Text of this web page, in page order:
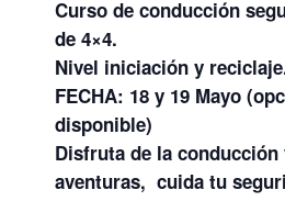
Curso de conducción
de 4×4.
Nivel iniciación y
FECHA: 18 y 19 Mayo
disponible)
Disfruta de la conducción
aventuras, cuida tu